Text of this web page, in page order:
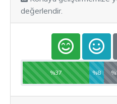
değerlendir.
%37 %8